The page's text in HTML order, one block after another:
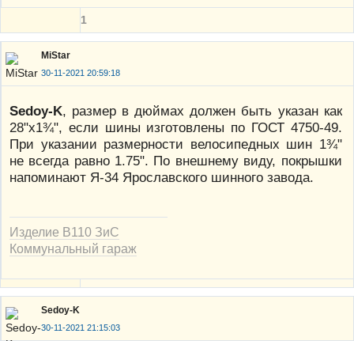
1
MiStar
30-11-2021 20:59:18
Sedoy-K, размер в дюймах должен быть указан как
28"х1¾", если шины изготовлены по ГОСТ 4750-49.
При указании размерности велосипедных шин 1¾"
не всегда равно 1.75". По внешнему виду, покрышки
напоминают Я-34 Ярославского шинного завода.
Изделие В110 ЗиС
Коммунальный гараж
Sedoy-K
30-11-2021 21:15:03